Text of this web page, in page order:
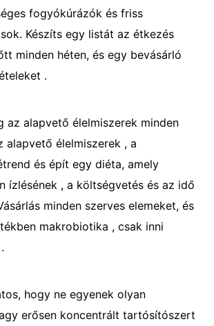
fogyókúrázók és friss
Készíts egy listát az étkezés
minden héten, és egy bevásárló
.
az alapvető élelmiszerek minden
alapvető élelmiszerek , a
és épít egy diéta, amely
ízlésének , a költségvetés és az idő
minden szerves elemeket, és
makrobiotika , csak inni
hogy ne egyenek olyan
erősen koncentrált tartósítószert